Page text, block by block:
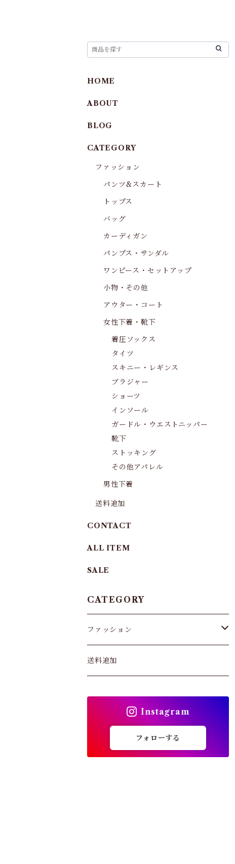
HOME
ABOUT
BLOG
CATEGORY
ファッション
パンツ&スカート
トップス
バッグ
カーディガン
パンプス・サンダル
ワンピース・セットアップ
小物・その他
アウター・コート
女性下着・靴下
着圧ソックス
タイツ
スキニー・レギンス
ブラジャー
ショーツ
インソール
ガードル・ウエストニッパー
靴下
ストッキング
その他アパレル
男性下着
送料追加
CONTACT
ALL ITEM
SALE
CATEGORY
ファッション
パンツ&スカート
カーディガン
送料追加
Instagram
フォローする